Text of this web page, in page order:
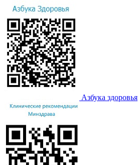
Азбука здоровья